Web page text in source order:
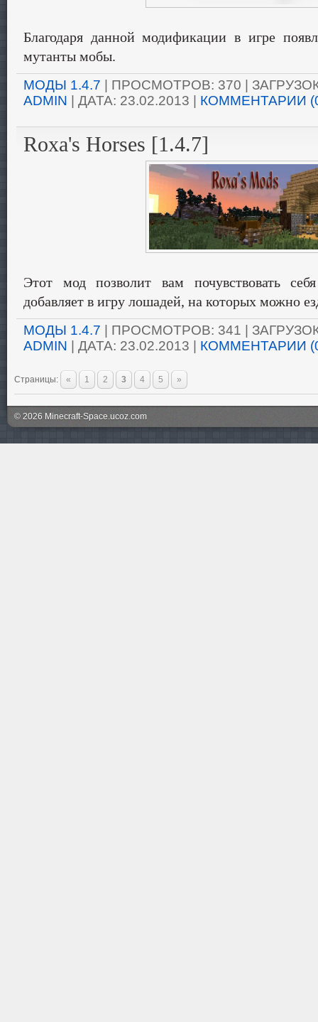
Благодаря данной модификации в игре
мутанты мобы.
МОДЫ 1.4.7 | ПРОСМОТРОВ: 370 |
ADMIN | ДАТА: 23.02.2013 КОММЕНТАРИИ
Roxa's Horses [1.4.7]
Этот мод позволит вам почувствовать
добавляет в игру лошадей, на которых можно
МОДЫ 1.4.7 | ПРОСМОТРОВ: 341 |
ADMIN | ДАТА: 23.02.2013 КОММЕНТАРИИ
Страницы: « 1 2 3 4 5 »
© 2026 Minecraft-Space.ucoz.com